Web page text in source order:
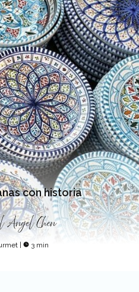
con historia
Angel Chen
3 min